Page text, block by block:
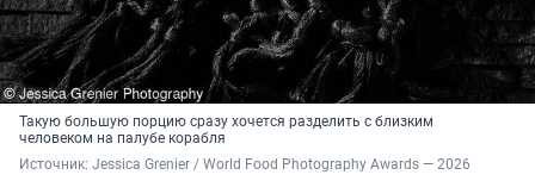
Такую большую порцию сразу хочется разделить с близким
человеком на палубе корабля
Источник: Jessica Grenier / World Food Photography Awards — 2026